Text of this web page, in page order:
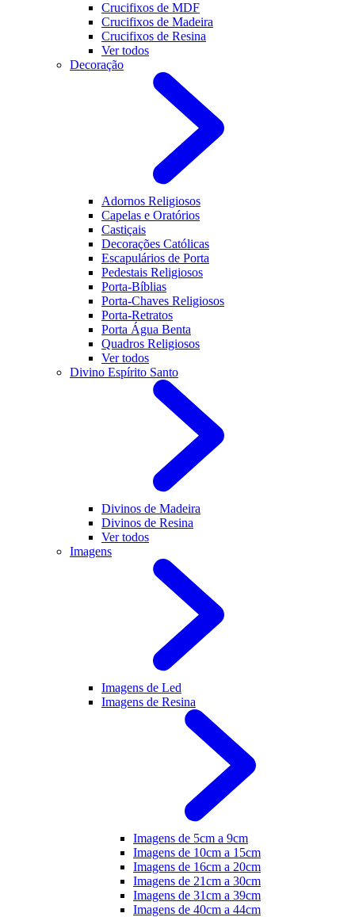
Crucifixos de MDF
Crucifixos de Madeira
Crucifixos de Resina
Ver todos
Decoração
Adornos Religiosos
Capelas e Oratórios
Castiçais
Decorações Católicas
Escapulários de Porta
Pedestais Religiosos
Porta-Bíblias
Porta-Chaves Religiosos
Porta-Retratos
Porta Água Benta
Quadros Religiosos
Ver todos
Divino Espírito Santo
Divinos de Madeira
Divinos de Resina
Ver todos
Imagens
Imagens de Led
Imagens de Resina
Imagens de 5cm a 9cm
Imagens de 10cm a 15cm
Imagens de 16cm a 20cm
Imagens de 21cm a 30cm
Imagens de 31cm a 39cm
Imagens de 40cm a 44cm